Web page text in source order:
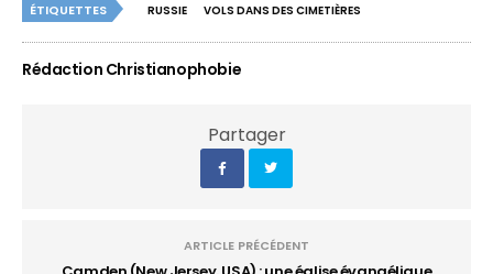
ÉTIQUETTES RUSSIE VOLS DANS DES CIMETIÈRES
Rédaction Christianophobie
Partager
ARTICLE PRÉCÉDENT